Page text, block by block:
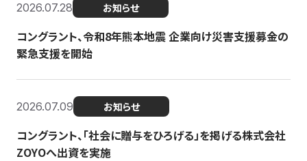
2026.07.28 お知らせ
コングラント、令和8年熊本地震 企業向け災害支援募金の
緊急支援を開始
2026.07.09 お知らせ
コングラント、「社会に贈与をひろげる」を掲げる株式会社
ZOYOへ出資を実施